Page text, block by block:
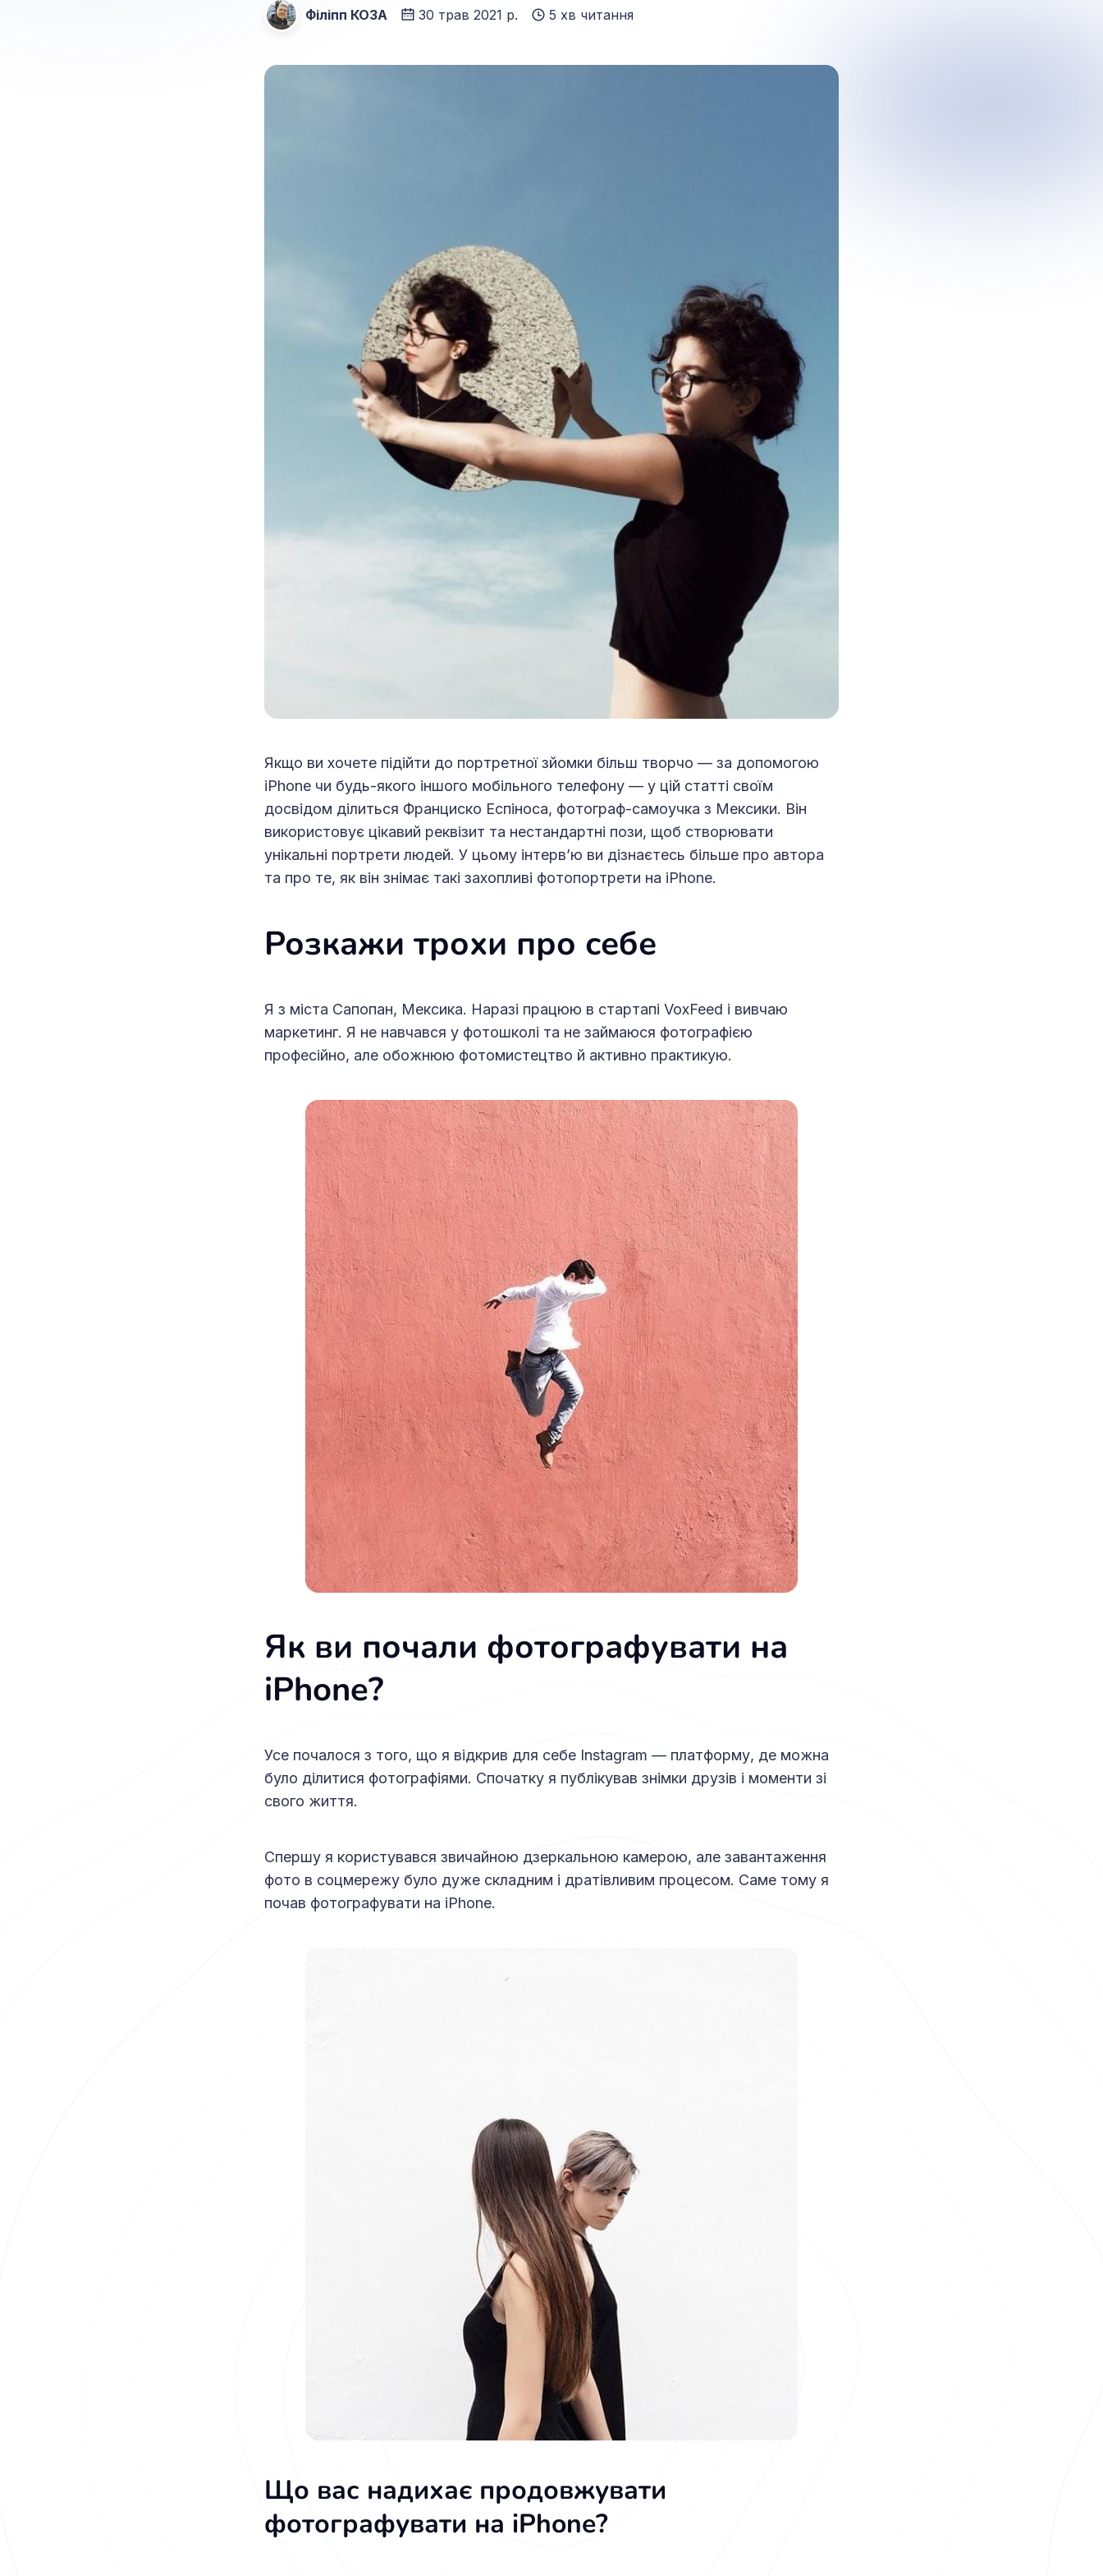
Філіпп КОЗА 30 трав 2021 р. 5 хв читання
Якщо ви хочете підійти до портретної зйомки більш творчо — за допомогою
iPhone чи будь-якого іншого мобільного телефону — у цій статті своїм
досвідом ділиться Франциско Еспіноса, фотограф-самоучка з Мексики. Він
використовує цікавий реквізит та нестандартні пози, щоб створювати
унікальні портрети людей. У цьому інтерв’ю ви дізнаєтесь більше про автора
та про те, як він знімає такі захопливі фотопортрети на iPhone.
Розкажи трохи про себе
Я з міста Сапопан, Мексика. Наразі працюю в стартапі VoxFeed і вивчаю
маркетинг. Я не навчався у фотошколі та не займаюся фотографією
професійно, але обожнюю фотомистецтво й активно практикую.
Як ви почали фотографувати на
iPhone?
Усе почалося з того, що я відкрив для себе Instagram — платформу, де можна
було ділитися фотографіями. Спочатку я публікував знімки друзів і моменти зі
свого життя.
Спершу я користувався звичайною дзеркальною камерою, але завантаження
фото в соцмережу було дуже складним і дратівливим процесом. Саме тому я
почав фотографувати на iPhone.
Що вас надихає продовжувати
фотографувати на iPhone?